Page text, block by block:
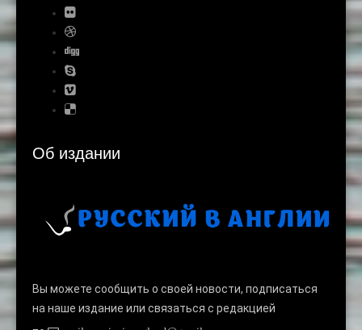
Об издании
Вы можете сообщить о своей новости, подписаться
на наше издание или связаться с редакцией